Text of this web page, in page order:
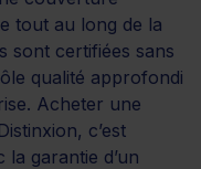
tout au long de la
sont certifiées sans
qualité approfondi
Acheter une
c’est
la garantie d’un